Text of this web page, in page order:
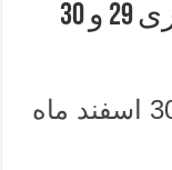
اخبار و گزارش های کارگری 29 و 30
اخباروگزارش های کارگری 30 اسفند ماه